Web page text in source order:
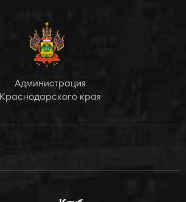
Администрация
Краснодарского края